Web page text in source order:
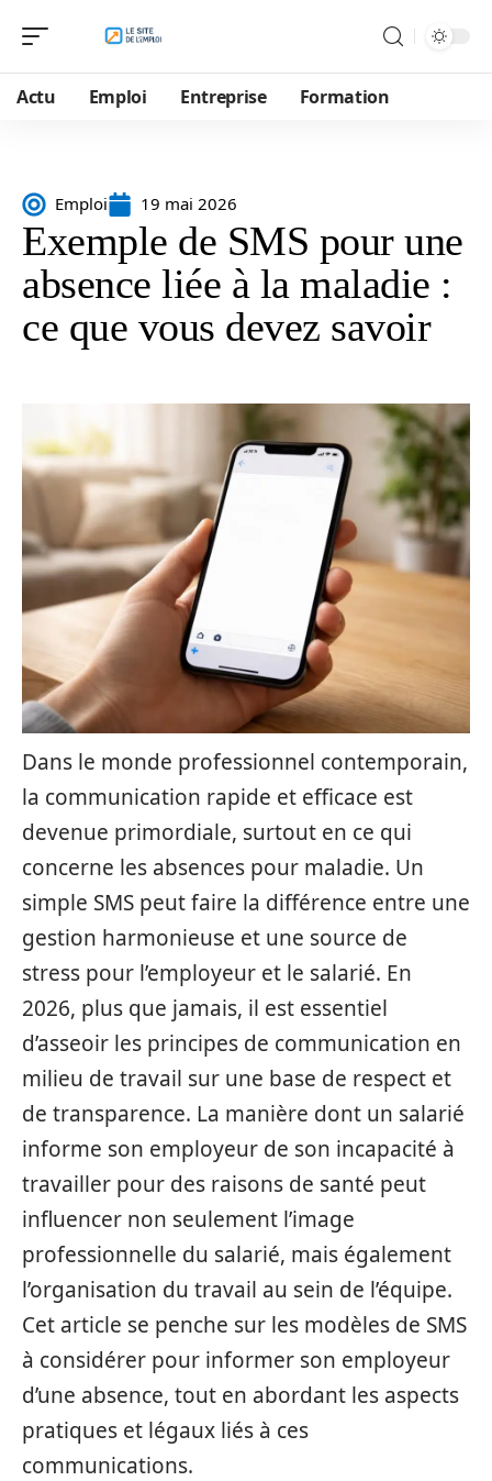
Actu Emploi Entreprise Formation
Emploi 19 mai 2026
Exemple de SMS pour une
absence liée à la maladie :
ce que vous devez savoir
Dans le monde professionnel contemporain,
la communication rapide et efficace est
devenue primordiale, surtout en ce qui
concerne les absences pour maladie. Un
simple SMS peut faire la différence entre une
gestion harmonieuse et une source de
stress pour l’employeur et le salarié. En
2026, plus que jamais, il est essentiel
d’asseoir les principes de communication en
milieu de travail sur une base de respect et
de transparence. La manière dont un salarié
informe son employeur de son incapacité à
travailler pour des raisons de santé peut
influencer non seulement l’image
professionnelle du salarié, mais également
l’organisation du travail au sein de l’équipe.
Cet article se penche sur les modèles de SMS
à considérer pour informer son employeur
d’une absence, tout en abordant les aspects
pratiques et légaux liés à ces
communications.